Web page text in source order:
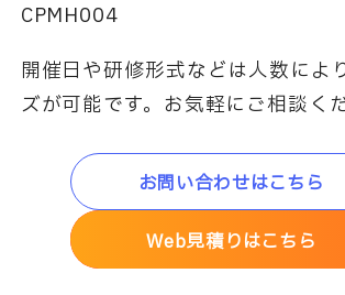
CPMH004
開催日や研修形式などは人数によ
ズが可能です。お気軽にご相談くだ
お問い合わせはこちら
Web見積りはこちら